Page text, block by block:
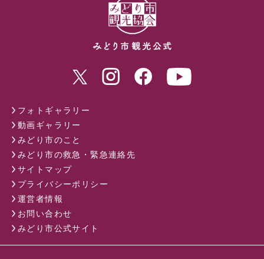
フォトギャラリー
動画ギャラリー
みどり市のこと
みどり市の救急・緊急連絡先
サイトマップ
プライバシーポリシー
運営者情報
お問い合わせ
みどり市公式サイト